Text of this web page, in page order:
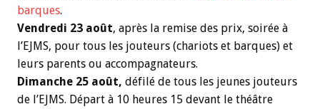
barques.
Vendredi 23 août, après la remise des prix, soirée à
l’EJMS, pour tous les jouteurs (chariots et barques) et
leurs parents ou accompagnateurs.
Dimanche 25 août, défilé de tous les jeunes jouteurs
de l’EJMS. Départ à 10 heures 15 devant le théâtre